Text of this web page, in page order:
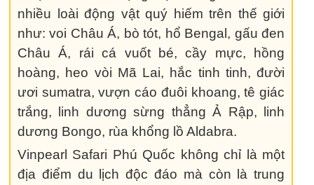
nhiều loài động vật quý hiếm trên thế giới
như: voi Châu Á, bò tót, hổ Bengal, gấu đen
Châu Á, rái cá vuốt bé, cầy mực, hồng
hoàng, heo vòi Mã Lai, hắc tinh tinh, đười
ươi sumatra, vượn cáo đuôi khoang, tê giác
trắng, linh dương sừng thẳng Ả Rập, linh
dương Bongo, rùa khổng lồ Aldabra.
Vinpearl Safari Phú Quốc không chỉ là một
địa điểm du lịch độc đáo mà còn là trung